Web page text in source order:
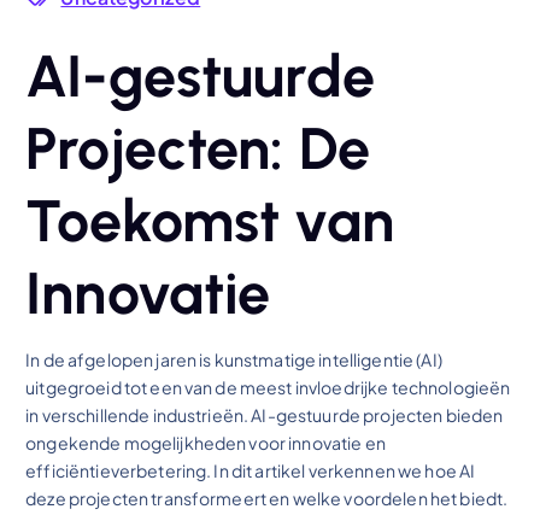
AI-gestuurde
Projecten: De
Toekomst van
Innovatie
In de afgelopen jaren is kunstmatige intelligentie (AI)
uitgegroeid tot een van de meest invloedrijke technologieën
in verschillende industrieën. AI-gestuurde projecten bieden
ongekende mogelijkheden voor innovatie en
efficiëntieverbetering. In dit artikel verkennen we hoe AI
deze projecten transformeert en welke voordelen het biedt.